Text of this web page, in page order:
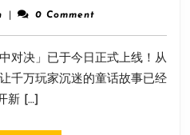
之
全
新
模
式
aiwan 0 Comment
对决」已于今日正式上线！从
千万玩家沉迷的童话故事已经
新 […]